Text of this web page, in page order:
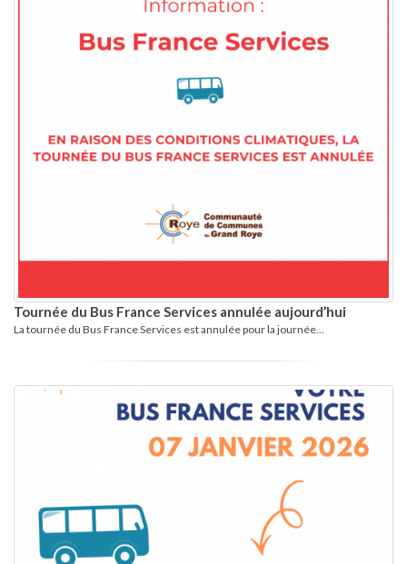
Tournée du Bus France Services annulée aujourd’hui
La tournée du Bus France Services est annulée pour la journée...